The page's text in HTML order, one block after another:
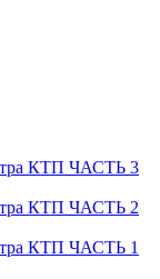
КТП ЧАСТЬ 3
КТП ЧАСТЬ 2
КТП ЧАСТЬ 1